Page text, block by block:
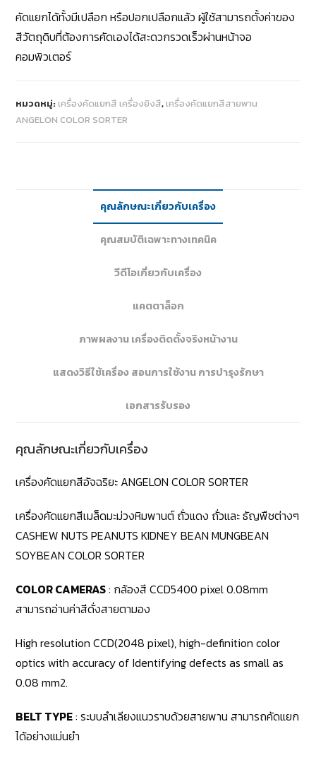
คัดแยกได้ทั้งมีเปลือก หรือปอกเปลือกแล้ว ผู้ใช้สามารถตั้งค่าของ
สีวัตถุดิบที่ต้องการคัดเองได้สะดวกรวดเร็วผ่านหน้าจอ
คอมพิวเตอร์
หมวดหมู่:เครื่องคัดแยกสี เครื่องยิงสี,เครื่องคัดแยกสีสายพาน
ANGELON COLOR SORTER
คุณลักษณะเกี่ยวกับเครื่อง
คุณสมบัติเฉพาะทางเทคนิค
วีดีโอเกี่ยวกับเครื่อง
แคตตาล็อก
ภาพผลงาน เครื่องติดตั้งจริงหน้างาน
แสดงวิธีใช้เครื่อง สอนการใช้งาน การบำรุงรักษา
เอกสารรับรอง
คุณลักษณะเกี่ยวกับเครื่อง
เครื่องคัดแยกสีอัจฉริยะ ANGELON COLOR SORTER
เครื่องคัดแยกสีเมล็ดมะม่วงหิมพานต์ ถั่วแดง ถั่วและ ธัญพืชต่างๆ
CASHEW NUTS PEANUTS KIDNEY BEAN MUNGBEAN
SOYBEAN COLOR SORTER
COLOR CAMERAS: กล้องสี CCD5400 pixel 0.08mm
สามารถอ่านค่าสีดั่งสายตามอง
High resolution CCD(2048 pixel), high-definition color
optics with accuracy of Identifying defects as small as
0.08 mm2.
BELT TYPE: ระบบลำเลียงแนวราบด้วยสายพาน สามารถคัดแยก
ได้อย่างแม่นยำ